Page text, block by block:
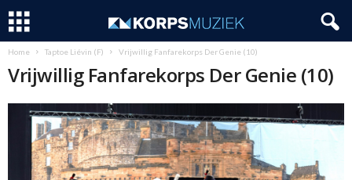
Home Taptoe Liévin (F) Vrijwillig Fanfarekorps Der Genie (10)
Vrijwillig Fanfarekorps Der Genie (10)